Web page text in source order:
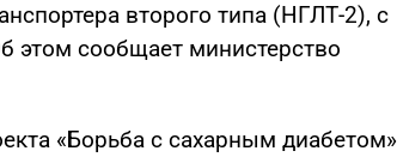
второго типа (НГЛТ-2), с
этом сообщает министерство
«Борьба с сахарным диабетом»